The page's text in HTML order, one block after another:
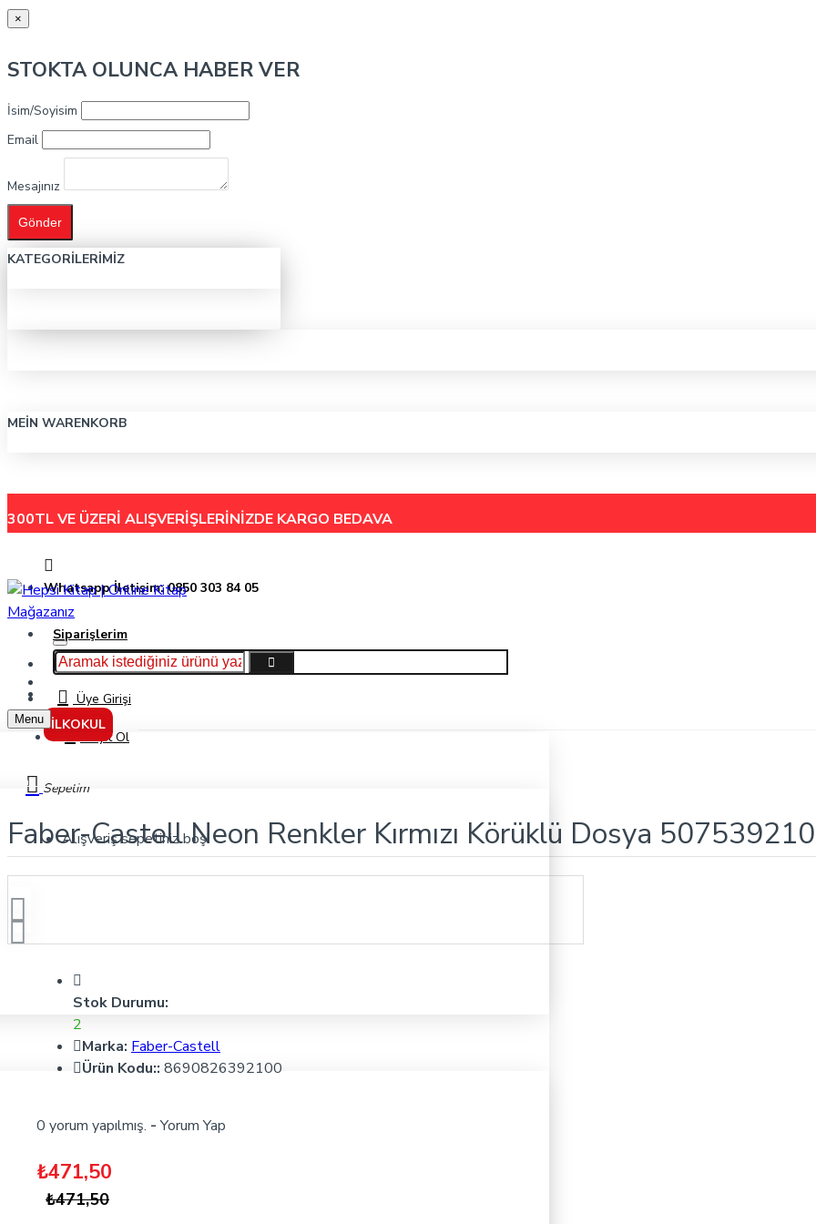
×
STOKTA OLUNCA HABER VER
İsim/Soyisim
Email
Mesajınız
Gönder
KATEGORILERIMIZ
MEIN WARENKORB
300TL VE ÜZERİ ALIŞVERİŞLERİNİZDE KARGO BEDAVA
Whatsapp İletişim: 0850 303 84 05
Siparişlerim
Hakkımızda
İletişimÜye Girişi
Kayıt Ol
Sepetim
Alışveriş sepetiniz boş!
İLKOKUL
Menu
Faber-Castell Neon Renkler Kırmızı Körüklü Dosya 5075392100
Faber-Castell Neon Renkler Kırmızı Körüklü Dosya
Stok Durumu:
2
Marka: Faber-Castell
Ürün Kodu:: 8690826392100
0 yorum yapılmış. - Yorum Yap
₺471,50
₺471,50